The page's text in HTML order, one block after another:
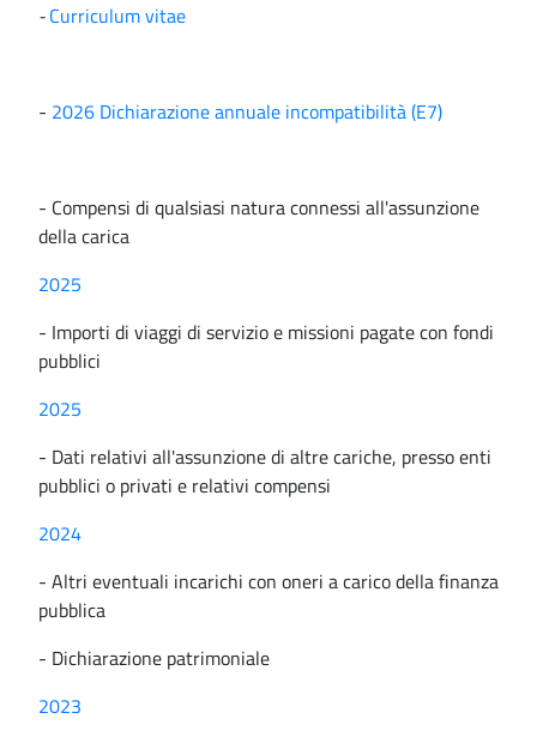
- Curriculum vitae
- 2026 Dichiarazione annuale incompatibilità (E7)
- Compensi di qualsiasi natura connessi all'assunzione
della carica
2025
- Importi di viaggi di servizio e missioni pagate con fondi
pubblici
2025
- Dati relativi all'assunzione di altre cariche, presso enti
pubblici o privati e relativi compensi
2024
- Altri eventuali incarichi con oneri a carico della finanza
pubblica
- Dichiarazione patrimoniale
2023